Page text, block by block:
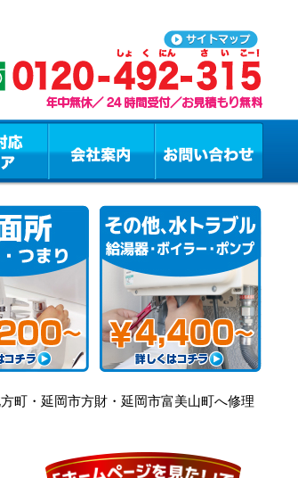
町・延岡市方財・延岡市富美山町へ修理